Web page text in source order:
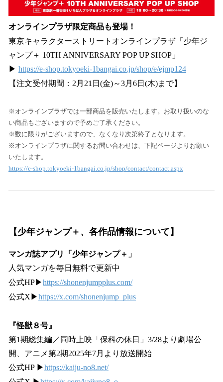
オンラインプラザ限定商品も登場！
東京キャラクターストリートオンラインプラザ「少年ジ
ャンプ＋ 10TH ANNIVERSARY POP UP SHOP」
▶ https://e-shop.tokyoeki-1bangai.co.jp/shop/e/ejmp124
【注文受付期間：2月21日(金)～3月6日(木)まで】
※オンラインプラザでは一部商品を販売いたします。お取り扱いのな
い商品もございますので予めご了承ください。
※数に限りがございますので、なくなり次第終了となります。
※オンラインプラザに関するお問い合わせは、下記ページよりお願い
いたします。
https://e-shop.tokyoeki-1bangai.co.jp/shop/contact/contact.aspx
【少年ジャンプ＋、各作品情報について】
マンガ誌アプリ「少年ジャンプ＋」
人気マンガを毎日無料で更新中
公式HP▶https://shonenjumpplus.com/
公式X▶https://x.com/shonenjump_plus
『怪獣８号』
第1期総集編／同時上映「保科の休日」3/28より劇場公
開、アニメ第2期2025年7月より放送開始
公式HP ▶https://kaiju-no8.net/